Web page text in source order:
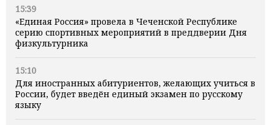
15:39
«Единая Россия» провела в Чеченской Республике
серию спортивных мероприятий в преддверии Дня
физкультурника
15:10
Для иностранных абитуриентов, желающих учиться в
России, будет введён единый экзамен по русскому
языку